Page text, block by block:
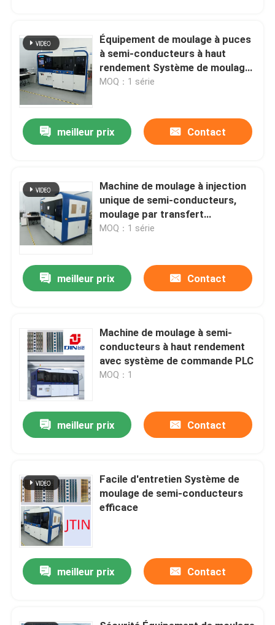
À la maison
Équipement de moulage à puces
à semi-conducteurs à haut
rendement Système de moulage
à puces 50/60 Hz
MOQ：1 série
meilleur prix Contact
Machine de moulage à injection
unique de semi-conducteurs,
moulage par transfert
entièrement automatique
MOQ：1 série
meilleur prix Contact
Machine de moulage à semi-
conducteurs à haut rendement
avec système de commande PLC
MOQ：1
meilleur prix Contact
Facile d'entretien Système de
moulage de semi-conducteurs
efficace
meilleur prix Contact